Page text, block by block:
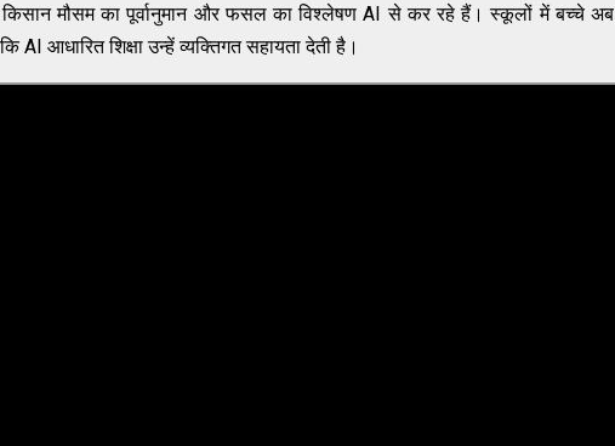
किसान मौसम का पूर्वानुमान और फसल का विश्लेषण AI से कर रहे हैं। स्कूलों में बच्चे अब
आधारित शिक्षा उन्हें व्यक्तिगत सहायता देती है।